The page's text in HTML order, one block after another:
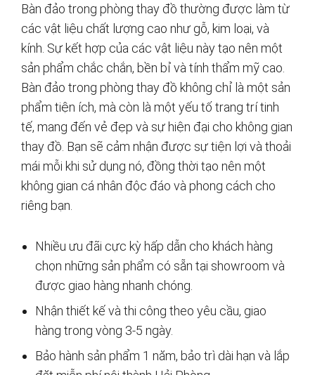
Bàn đảo trong phòng thay đồ thường được làm từ
các vật liệu chất lượng cao như gỗ, kim loại, và
kính. Sự kết hợp của các vật liệu này tạo nên một
sản phẩm chắc chắn, bền bỉ và tính thẩm mỹ cao.
Bàn đảo trong phòng thay đồ không chỉ là một sản
phẩm tiện ích, mà còn là một yếu tố trang trí tinh
tế, mang đến vẻ đẹp và sự hiện đại cho không gian
thay đồ. Bạn sẽ cảm nhận được sự tiện lợi và thoải
mái mỗi khi sử dụng nó, đồng thời tạo nên một
không gian cá nhân độc đáo và phong cách cho
riêng bạn.
Nhiều ưu đãi cực kỳ hấp dẫn cho khách hàng
chọn những sản phẩm có sẵn tại showroom và
được giao hàng nhanh chóng.
Nhận thiết kế và thi công theo yêu cầu, giao
hàng trong vòng 3-5 ngày.
Bảo hành sản phẩm 1 năm, bảo trì dài hạn và lắp